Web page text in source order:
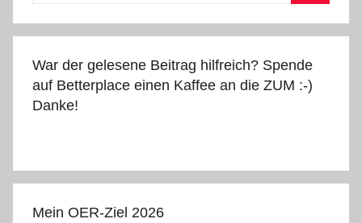
War der gelesene Beitrag hilfreich? Spende
auf Betterplace einen Kaffee an die ZUM :-)
Danke!
Mein OER-Ziel 2026